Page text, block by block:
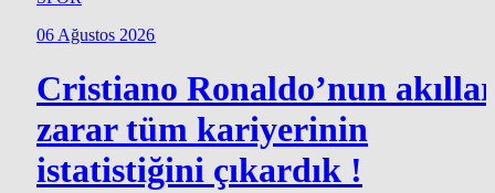
06 Ağustos 2026
Cristiano Ronaldo’nun
zarar tüm kariyerinin
istatistiğini çıkardık !